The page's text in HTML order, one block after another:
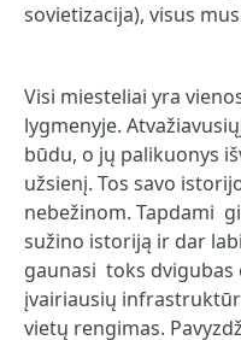
sovietizacija), visus
Visi miesteliai yra
lygmenyje.
būdu, o jų palikuonys
užsienį. Tos savo
nebežinom. Tapdami
sužino istoriją ir dar
gaunasi toks
įvairiausių
vietų rengimas.